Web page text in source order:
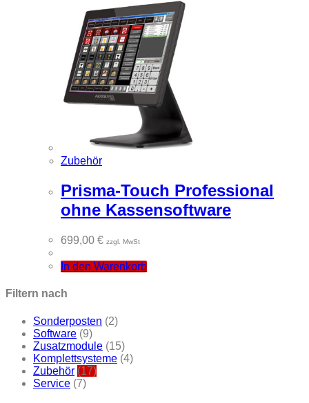
Zubehör
Prisma-Touch Professional
ohne Kassensoftware
699,00 € zzgl. MwSt
In den Warenkorb
Filtern nach
Sonderposten (2)
Software (9)
Zusatzmodule (15)
Komplettsysteme (4)
Zubehör (17)
Service (7)